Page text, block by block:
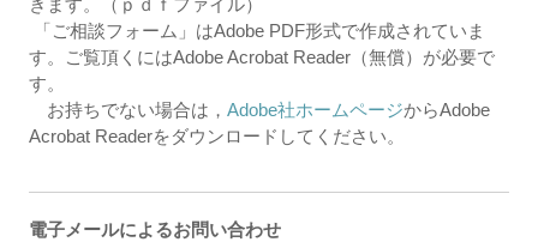
きます。（ｐｄｆファイル）
「ご相談フォーム」はAdobe PDF形式で作成されていま
す。ご覧頂くにはAdobe Acrobat Reader（無償）が必要で
す。
お持ちでない場合は， Adobe社ホームページからAdobe
Acrobat Readerをダウンロードしてください。
電子メールによるお問い合わせ